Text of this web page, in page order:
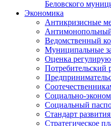
Беловского
Экономика
Антикризисные
Ведомственный
Муниципальные
Оценка
Потребительский
Социально-
Социальный
Стандарт
Стратегическое